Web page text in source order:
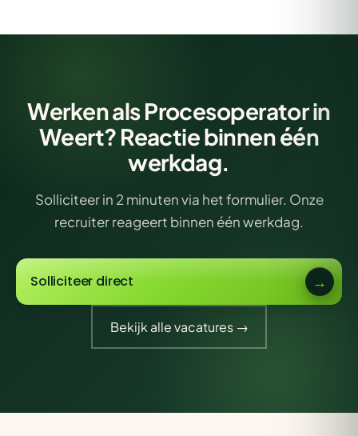
Werken als Procesoperator in
Weert? Reactie binnen één
werkdag.
Solliciteer in 2 minuten via het formulier. Onze
recruiter reageert binnen één werkdag.
Solliciteer direct
Bekijk alle vacatures →